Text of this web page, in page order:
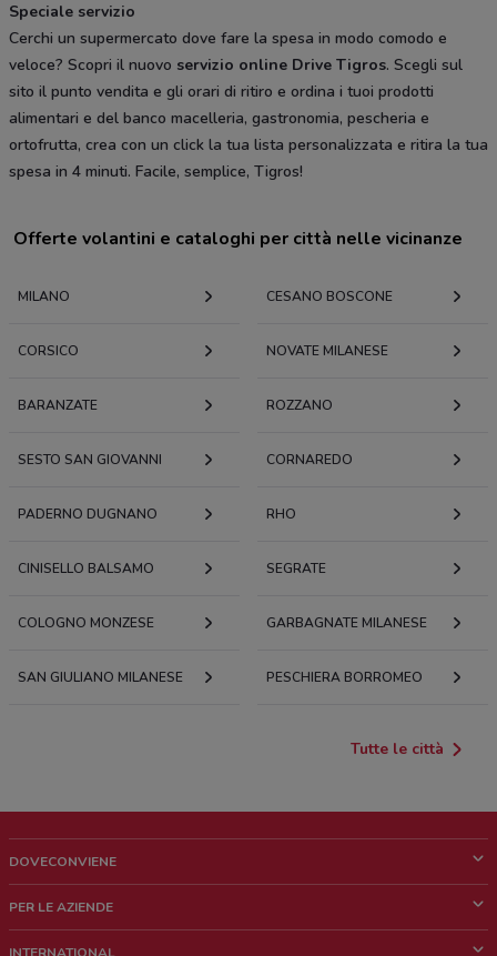
Speciale servizio
Cerchi un supermercato dove fare la spesa in modo comodo e
veloce? Scopri il nuovo servizio online Drive Tigros. Scegli sul
sito il punto vendita e gli orari di ritiro e ordina i tuoi prodotti
alimentari e del banco macelleria, gastronomia, pescheria e
ortofrutta, crea con un click la tua lista personalizzata e ritira la tua
spesa in 4 minuti. Facile, semplice, Tigros!
Offerte volantini e cataloghi per città nelle vicinanze
MILANO CESANO BOSCONE
CORSICO NOVATE MILANESE
BARANZATE ROZZANO
SESTO SAN GIOVANNI CORNAREDO
PADERNO DUGNANO RHO
CINISELLO BALSAMO SEGRATE
COLOGNO MONZESE GARBAGNATE MILANESE
SAN GIULIANO MILANESE PESCHIERA BORROMEO
Tutte le città
DOVECONVIENE
Chi siamo
PER LE AZIENDE